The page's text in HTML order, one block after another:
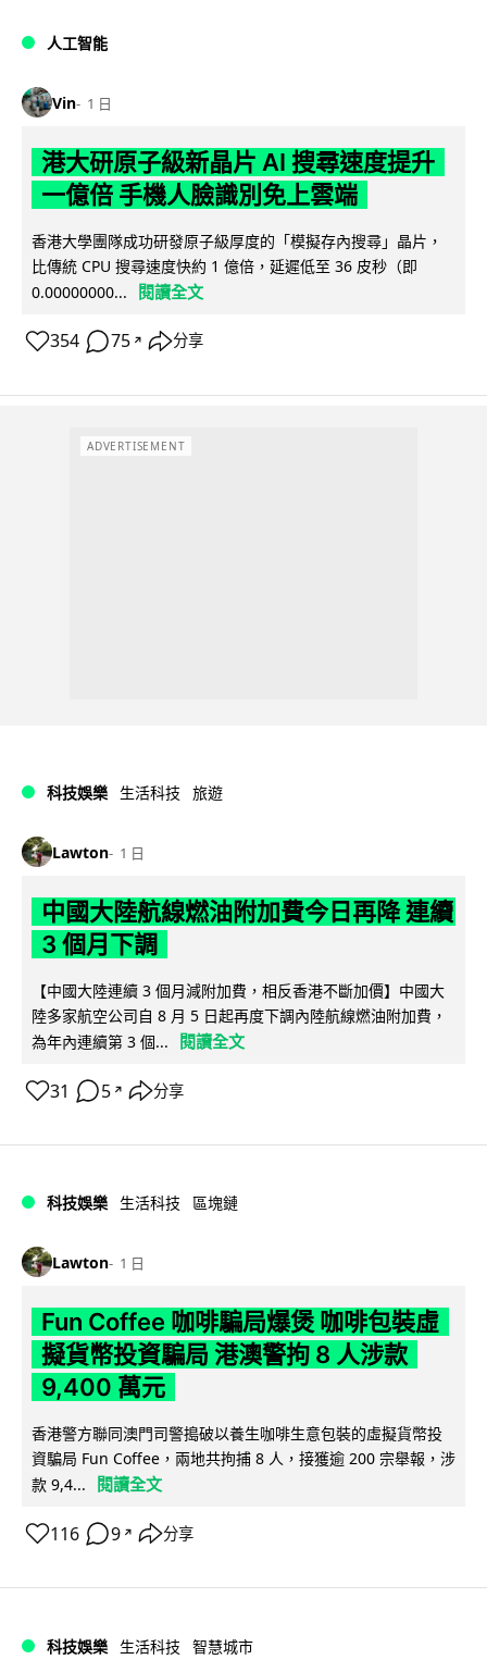
人工智能
Vin 1 日
港大研原子級新晶片 AI 搜尋速度提升
一億倍 手機人臉識別免上雲端
香港大學團隊成功研發原子級厚度的「模擬存內搜尋」晶片，
比傳統 CPU 搜尋速度快約 1 億倍，延遲低至 36 皮秒（即
0.00000000...
閱讀全文
354 75 ↗ 分享
ADVERTISEMENT
科技娛樂 生活科技 旅遊
Lawton 1 日
中國大陸航線燃油附加費今日再降 連續
3 個月下調
【中國大陸連續 3 個月減附加費，相反香港不斷加價】中國大
陸多家航空公司自 8 月 5 日起再度下調內陸航線燃油附加費，
為年內連續第 3 個...
閱讀全文
31 5 ↗ 分享
科技娛樂 生活科技 區塊鏈
Lawton 1 日
Fun Coffee 咖啡騙局爆煲 咖啡包裝虛
擬貨幣投資騙局 港澳警拘 8 人涉款
9,400 萬元
香港警方聯同澳門司警搗破以養生咖啡生意包裝的虛擬貨幣投
資騙局 Fun Coffee，兩地共拘捕 8 人，接獲逾 200 宗舉報，涉
款 9,4...
閱讀全文
116 9 ↗ 分享
科技娛樂 生活科技 智慧城市